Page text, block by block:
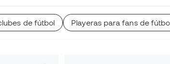
de fútbol Playeras para fans de